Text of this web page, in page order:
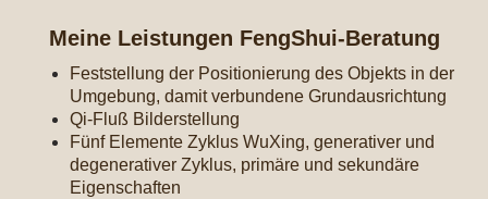
Meine Leistungen FengShui-Beratung
Feststellung der Positionierung des Objekts in der
Umgebung, damit verbundene Grundausrichtung
Qi-Fluß Bilderstellung
Fünf Elemente Zyklus WuXing, generativer und
degenerativer Zyklus, primäre und sekundäre
Eigenschaften